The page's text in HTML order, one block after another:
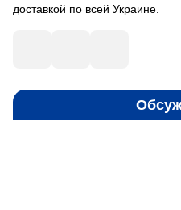
доставкой по всей Украине.